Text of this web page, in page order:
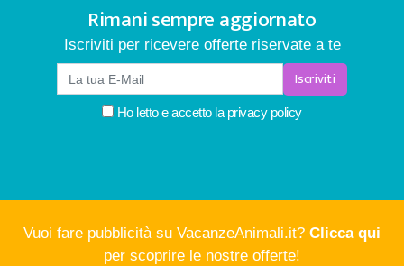
Rimani sempre aggiornato
Iscriviti per ricevere offerte riservate a te
Iscriviti
Ho letto e accetto laprivacy policy
Vuoi fare pubblicità su VacanzeAnimali.it? Clicca qui
per scoprire le nostre offerte!